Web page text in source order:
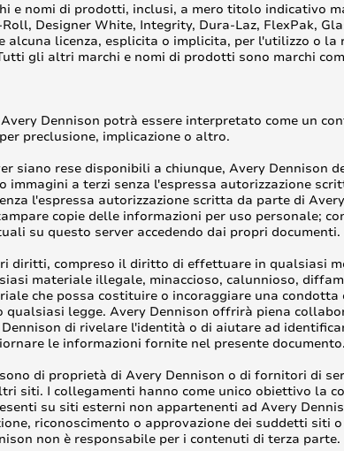
e nomi di prodotti, inclusi, a mero titolo indicativo
Designer White, Integrity, Dura-Laz, FlexPak,
alcuna licenza, esplicita o implicita, per l'utilizzo o
gli altri marchi e nomi di prodotti sono marchi
Dennison potrà essere interpretato come un
preclusione, implicazione o altro.
siano rese disponibili a chiunque, Avery Dennison
a terzi senza l'espressa autorizzazione
l'espressa autorizzazione scritta da parte di
copie delle informazioni per uso personale;
su questo server accedendo dai propri documenti.
diritti, compreso il diritto di effettuare in qualsiasi
materiale illegale, minaccioso, calunnioso,
che possa costituire o incoraggiare una condotta
legge. Avery Dennison offrirà piena
di rivelare l'identità o di aiutare ad
le informazioni fornite nel presente documento.
di proprietà di Avery Dennison o di fornitori di
siti. I collegamenti hanno come unico obiettivo la
su siti esterni non appartenenti ad Avery
riconoscimento o approvazione dei suddetti siti
non è responsabile per i contenuti di terza parte.